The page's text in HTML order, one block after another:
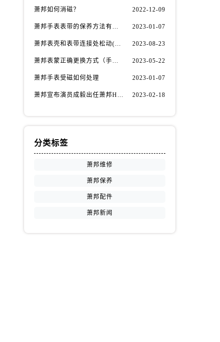
萧邦如何消磁？ 2022-12-09
萧邦手表表带的保养方法有哪些？ 2023-01-07
萧邦表壳和表带连接处松动(如何自行修复) 2023-08-23
萧邦表蒙正确更换方式（手表表蒙更换知识） 2023-05-22
萧邦手表受磁如何处理 2023-01-07
萧邦宣布演员成毅出任萧邦Happy Diamonds系列品牌大使 2023-02-18
分类标签
萧邦维修
萧邦保养
萧邦配件
萧邦新闻